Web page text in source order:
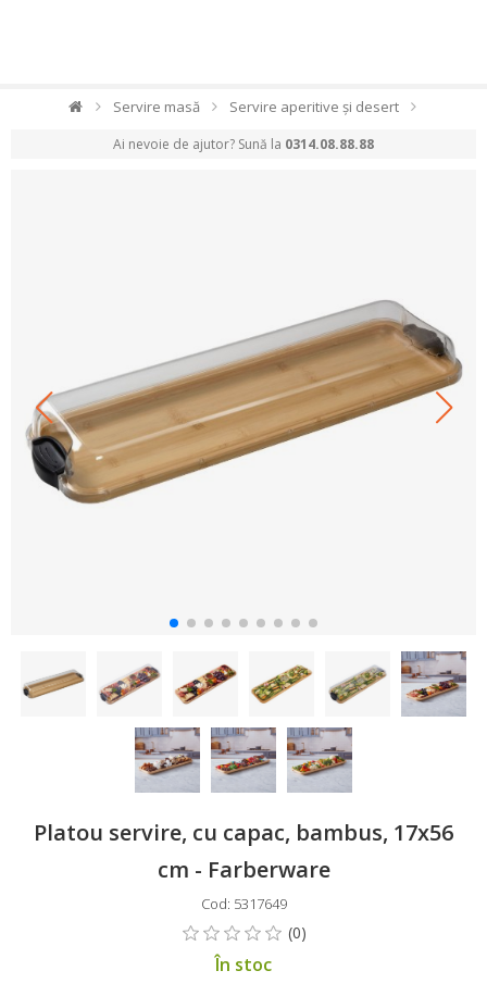
Servire masă Servire aperitive și desert
Ai nevoie de ajutor? Sună la 0314.08.88.88
Platou servire, cu capac, bambus, 17x56
cm - Farberware
Cod: 5317649
În stoc